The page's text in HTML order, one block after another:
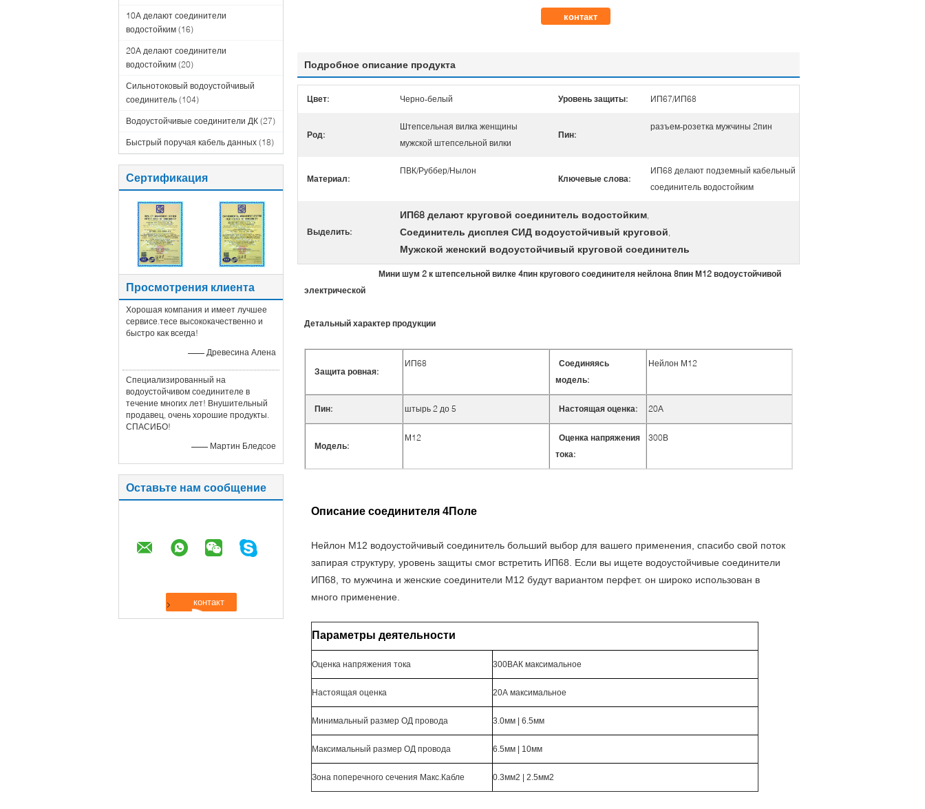
10А делают соединители
водостойким (16)
20А делают соединители
водостойким (20)
Сильнотоковый водоустойчивый
соединитель (104)
Водоустойчивые соединители ДК (27)
Быстрый поручая кабель данных (18)
Сертификация
Просмотрения клиента
Хорошая компания и имеет лучшее
сервисе.тесе высококачественно и
быстро как всегда!
—— Древесина Алена
Специализированный на
водоустойчивом соединителе в
течение многих лет! Внушительный
продавец, очень хорошие продукты.
СПАСИБО!
—— Мартин Бледсое
Оставьте нам сообщение
контакт
Подробное описание продукта
Цвет: Черно-белый Уровень защиты: ИП67/ИП68
Род:
Штепсельная вилка женщины
мужской штепсельной вилки
Пин:
разъем-розетка мужчины 2пин
Материал:
ПВК/Руббер/Нылон
Ключевые слова:
ИП68 делают подземный кабельный
соединитель водостойким
Выделить:
ИП68 делают круговой соединитель водостойким
Соединитель дисплея СИД водоустойчивый круговой
Мужской женский водоустойчивый круговой соединитель
Мини шум 2 к штепсельной вилке 4пин кругового соединителя нейлона 8пин М12 водоустойчивой
электрической
Детальный характер продукции
Защита ровная:
ИП68
Соединяясь
модель:
Нейлон М12
Пин: штырь 2 до 5 Настоящая оценка: 20А
Модель:
М12
Оценка напряжения
тока:
300В
Описание соединителя 4Поле
Нейлон М12 водоустойчивый соединитель больший выбор для вашего применения, спасибо свой поток
запирая структуру, уровень защиты смог встретить ИП68. Если вы ищете водоустойчивые соединители
ИП68, то мужчина и женские соединители М12 будут вариантом перфет. он широко использован в
много применение.
Параметры деятельности
Оценка напряжения тока 300ВАК максимальное
Настоящая оценка 20А максимальное
Минимальный размер ОД провода 3.0мм | 6.5мм
Максимальный размер ОД провода 6.5мм | 10мм
Зона поперечного сечения Макс.Кабле 0.3мм2 | 2.5мм2